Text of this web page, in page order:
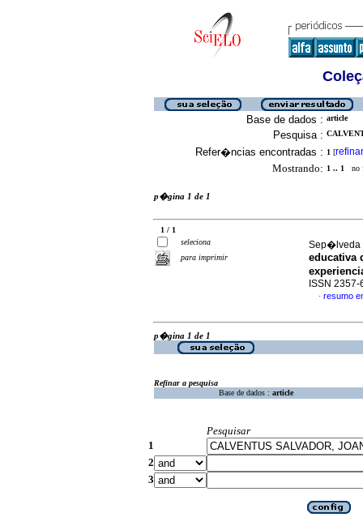
Base de dados : article
Pesquisa :
Refer�ncias encontradas : 1 [refinar
Mostrando: 1 .. 1 no
p�gina 1 de 1
1 / 1
seleciona
para imprimir
Sep�lveda
educativa
ISSN 2357-
· resumo
p�gina 1 de 1
Refinar a pesquisa
Base de dados : article
Pesquisar
1
2
3